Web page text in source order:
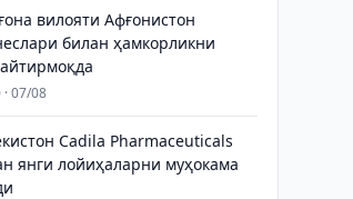
вилояти Афғонистон
билан ҳамкорликни
07/08
Cadila Pharmaceuticals
янги лойиҳаларни муҳокама